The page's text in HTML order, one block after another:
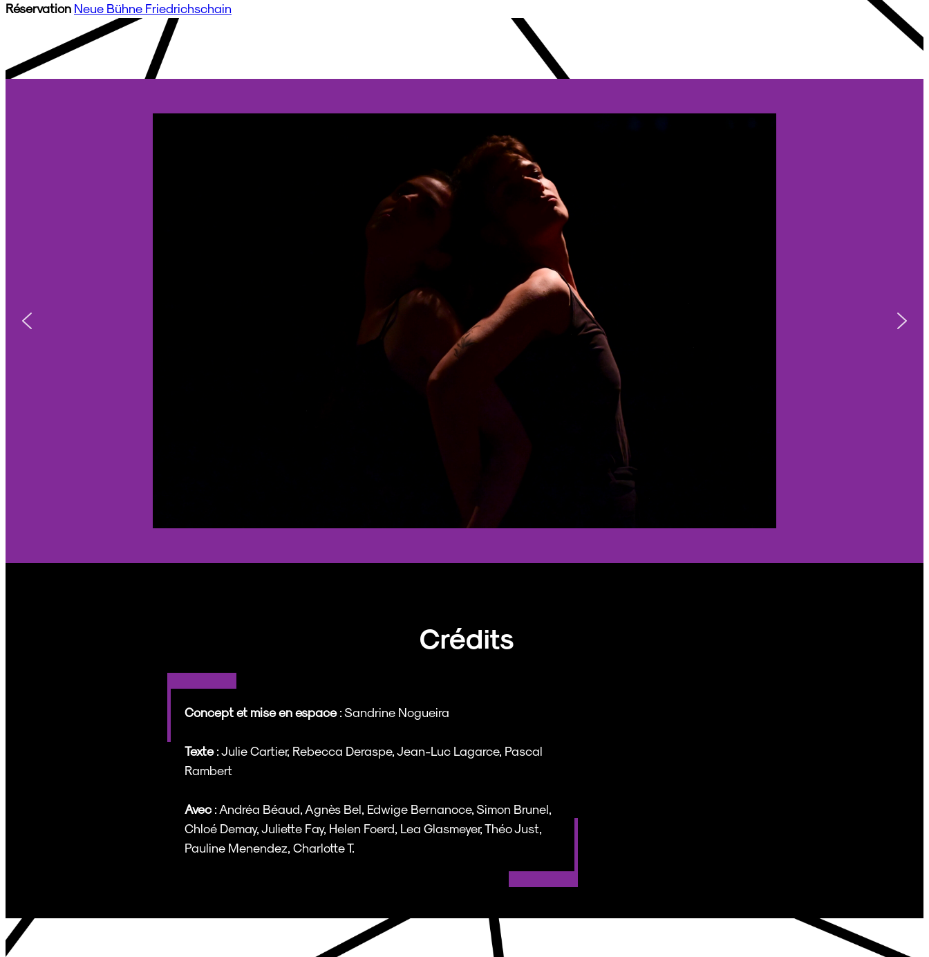
Réservation Neue Bühne Friedrichschain
Crédits
Concept et mise en espace: Sandrine Nogueira
Texte: Julie Cartier, Rebecca Deraspe, Jean-Luc Lagarce, Pascal
Rambert
Avec: Andréa Béaud, Agnès Bel, Edwige Bernanoce, Simon Brunel,
Chloé Demay, Juliette Fay, Helen Foerd, Lea Glasmeyer, Théo Just,
Pauline Menendez, Charlotte T.